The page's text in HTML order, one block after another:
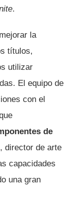
.
la
títulos,
utilizar
El equipo de
con el
de
director de arte
capacidades
una gran